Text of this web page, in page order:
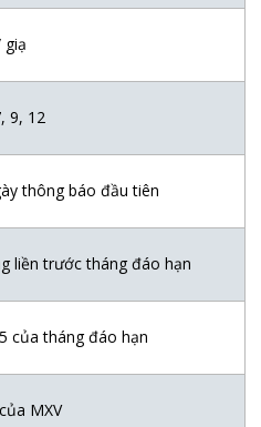
9, 12
ày thông báo đầu tiên
liền trước tháng đáo hạn
của tháng đáo hạn
ủa MXV